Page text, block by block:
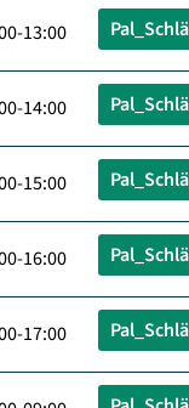
13:00
14:00
15:00
16:00
17:00